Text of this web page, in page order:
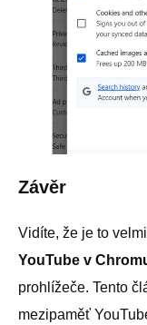
Závěr
Vidíte, že je to
YouTube v
prohlížeče. Tento
mezipaměť